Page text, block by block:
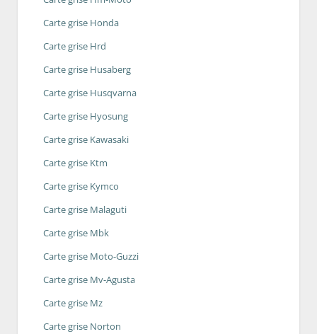
Carte grise Honda
Carte grise Hrd
Carte grise Husaberg
Carte grise Husqvarna
Carte grise Hyosung
Carte grise Kawasaki
Carte grise Ktm
Carte grise Kymco
Carte grise Malaguti
Carte grise Mbk
Carte grise Moto-Guzzi
Carte grise Mv-Agusta
Carte grise Mz
Carte grise Norton